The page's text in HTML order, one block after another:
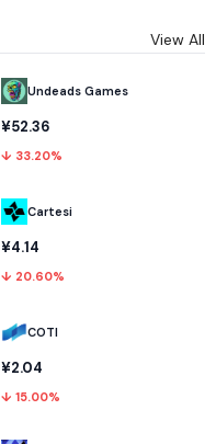
View All
Undeads Games
¥52.36
↓ 33.20%
Cartesi
¥4.14
↓ 20.60%
COTI
¥2.04
↓ 15.00%